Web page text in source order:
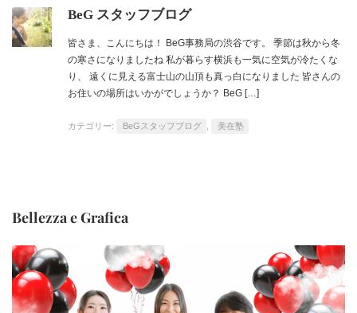
BeG スタッフブログ
皆さま、こんにちは！ BeG事務局の渋谷です。 季節は秋から冬
の寒さになりましたね 私が暮らす横浜も一気に空気が冷たくな
り、 遠くに見える富士山の山頂も真っ白になりました 皆さんの
お住いの場所はいかがでしょうか？ BeG […]
カテゴリー: BeGスタッフブログ 美在塾
Bellezza e Grafica